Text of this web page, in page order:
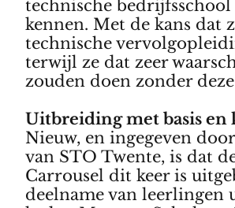
technische bedrijfsschool
kennen. Met de kans dat
technische
terwijl ze dat zeer
zouden doen zonder
Uitbreiding met basis en
Nieuw, en ingegeven
van STO Twente, is dat
Carrousel dit keer is
deelname van leerlingen